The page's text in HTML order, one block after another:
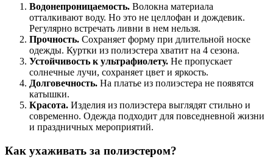
Водонепроницаемость. Волокна материала
отталкивают воду. Но это не целлофан и дождевик.
Регулярно встречать ливни в нем нельзя.
Прочность. Сохраняет форму при длительной носке
одежды. Куртки из полиэстера хватит на 4 сезона.
Устойчивость к ультрафиолету. Не пропускает
солнечные лучи, сохраняет цвет и яркость.
Долговечность. На платье из полиэстера не появятся
катышки.
Красота. Изделия из полиэстера выглядят стильно и
современно. Одежда подходит для повседневной жизни
и праздничных мероприятий.
Как ухаживать за полиэстером?